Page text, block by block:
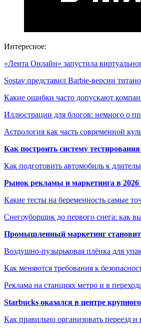
Интересное:
«Лента Онлайн» запустила
Sostav представил Barbie-версии
Какие ошибки часто допускают
Иллюстрации для блогов: немного о
Астрология как часть современной
Как построить систему
Как подготовить автомобиль к
Рынок рекламы и маркетинга в 2026
Какие тесты на беременность самые
Снегоуборщик до первого снега: как
Промышленный маркетинг
Воздушно-пузырьковая плёнка для
Как меняются требования к
Реклама на станциях метро и в
Starbucks оказался в центре
Как правильно организовать переезд и